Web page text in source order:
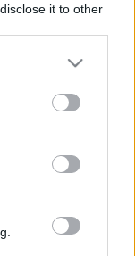
it to other
or more Google
may click to
party tags to
in below Google
az állami
az
szűrő
lehet